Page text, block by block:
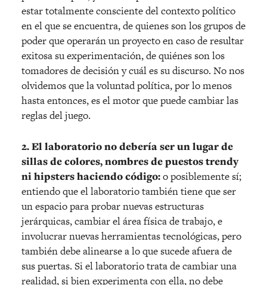
estar totalmente consciente del contexto político
en el que se encuentra, de quienes son los grupos de
poder que operarán un proyecto en caso de resultar
exitosa su experimentación, de quiénes son los
tomadores de decisión y cuál es su discurso. No nos
olvidemos que la voluntad política, por lo menos
hasta entonces, es el motor que puede cambiar las
reglas del juego.
2. El laboratorio no debería ser un lugar de
sillas de colores, nombres de puestos trendy
ni hipsters haciendo código:o posiblemente sí;
entiendo que el laboratorio también tiene que ser
un espacio para probar nuevas estructuras
jerárquicas, cambiar el área física de trabajo, e
involucrar nuevas herramientas tecnológicas, pero
también debe alinearse a lo que sucede afuera de
sus puertas. Si el laboratorio trata de cambiar una
realidad, si bien experimenta con ella, no debe